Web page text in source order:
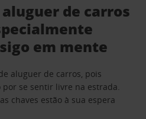
de carros
em mente
aluguer de carros, pois
se sentir livre na estrada.
chaves estão à sua espera